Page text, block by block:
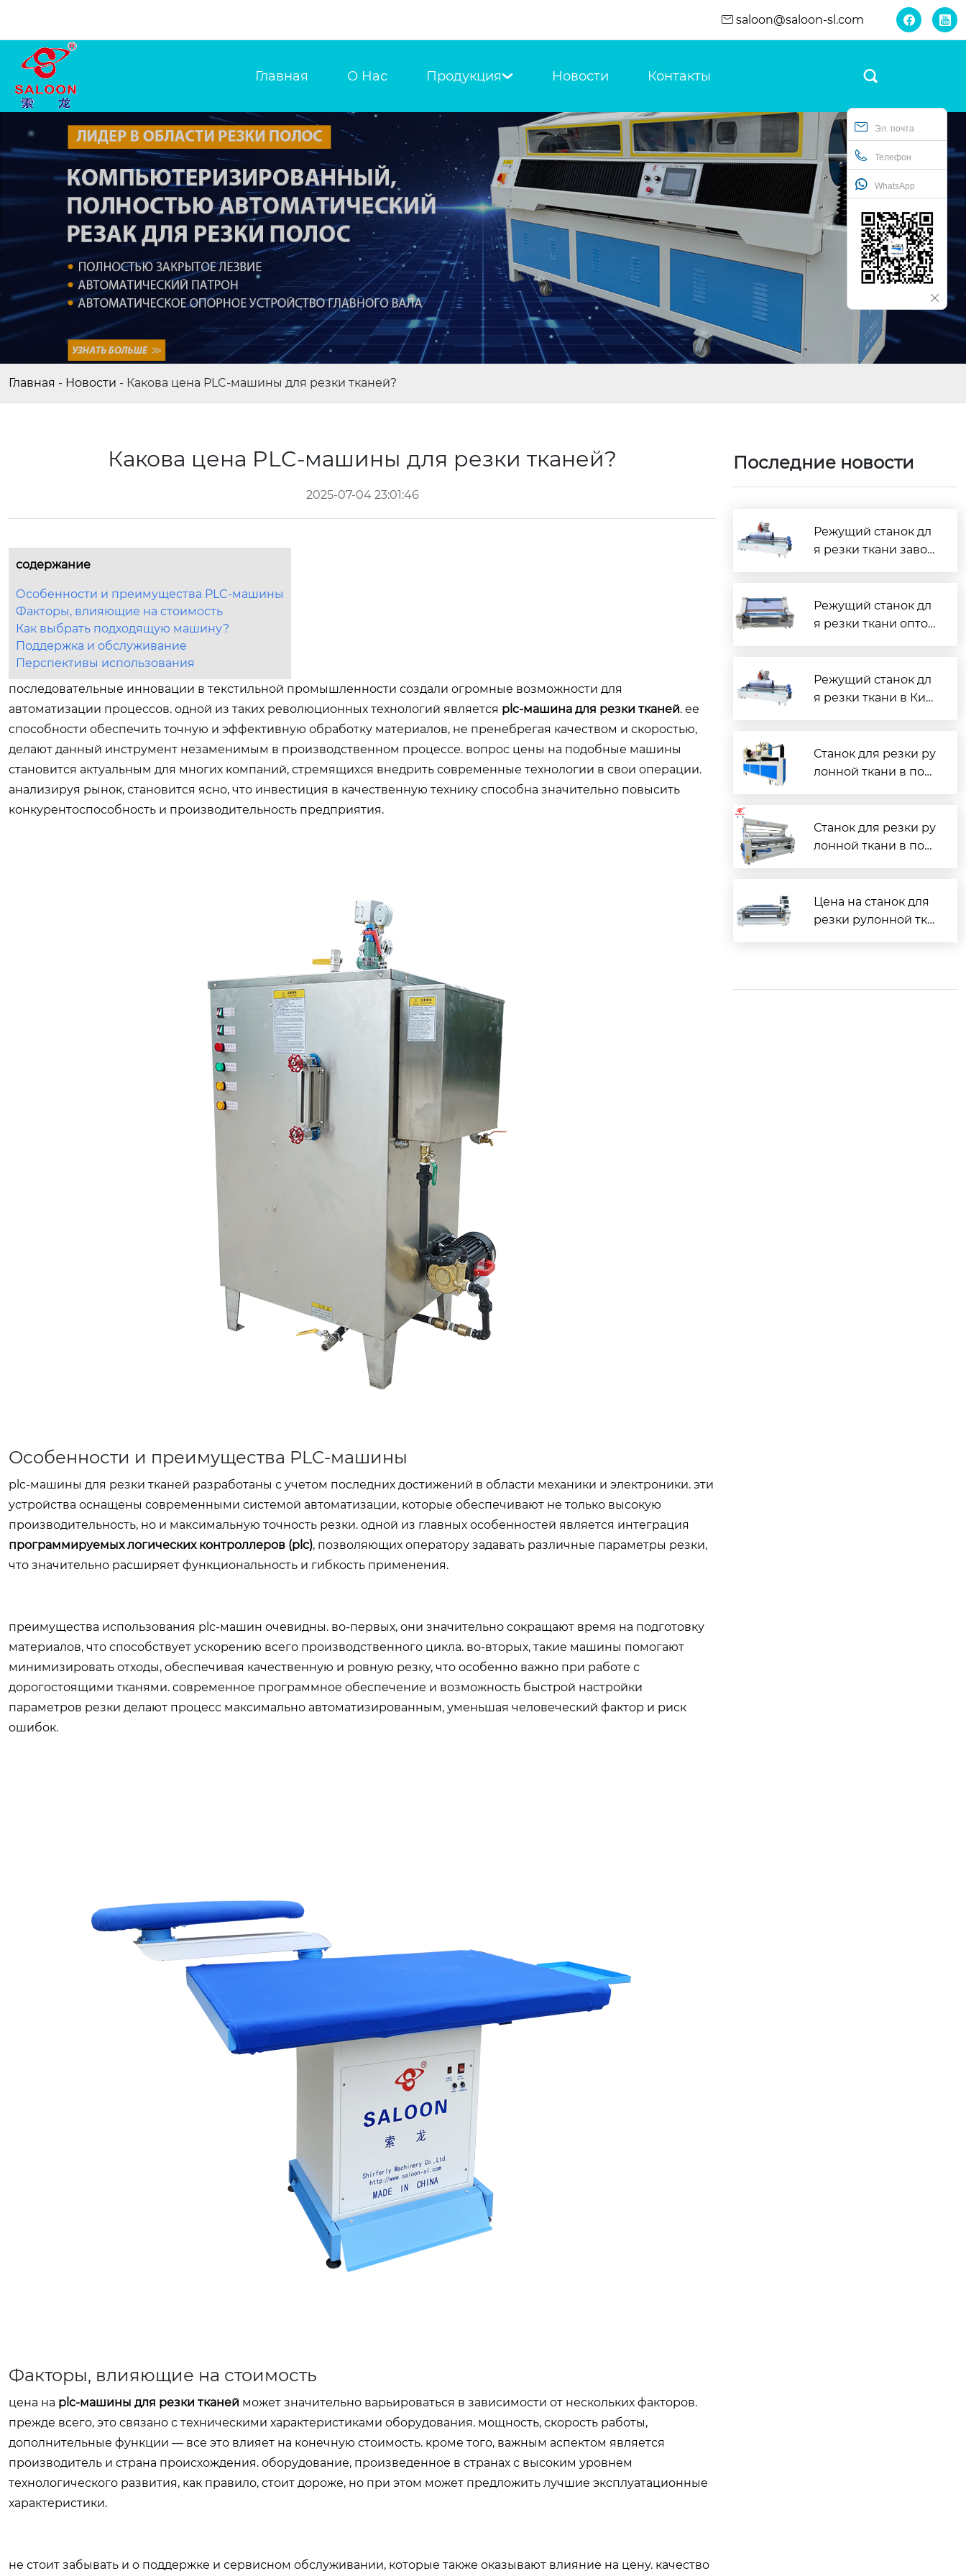
saloon@saloon-sl.com  
Главная О Hас Продукция Новости Контакты 
Эл. почта
Телефон
WhatsApp
Главная - Новости - Какова цена PLC-машины для резки тканей?
Какова цена PLC-машины для резки тканей?
2025-07-04 23:01:46
содержание
Особенности и преимущества PLC-машины
Факторы, влияющие на стоимость
Как выбрать подходящую машину?
Поддержка и обслуживание
Перспективы использования
последовательные инновации в текстильной промышленности создали огромные возможности для
автоматизации процессов. одной из таких революционных технологий является plc-машина для резки тканей. ее
способности обеспечить точную и эффективную обработку материалов, не пренебрегая качеством и скоростью,
делают данный инструмент незаменимым в производственном процессе. вопрос цены на подобные машины
становится актуальным для многих компаний, стремящихся внедрить современные технологии в свои операции.
анализируя рынок, становится ясно, что инвестиция в качественную технику способна значительно повысить
конкурентоспособность и производительность предприятия.
Особенности и преимущества PLC-машины
plc-машины для резки тканей разработаны с учетом последних достижений в области механики и электроники. эти
устройства оснащены современными системой автоматизации, которые обеспечивают не только высокую
производительность, но и максимальную точность резки. одной из главных особенностей является интеграция
программируемых логических контроллеров (plc), позволяющих оператору задавать различные параметры резки,
что значительно расширяет функциональность и гибкость применения.
преимущества использования plc-машин очевидны. во-первых, они значительно сокращают время на подготовку
материалов, что способствует ускорению всего производственного цикла. во-вторых, такие машины помогают
минимизировать отходы, обеспечивая качественную и ровную резку, что особенно важно при работе с
дорогостоящими тканями. современное программное обеспечение и возможность быстрой настройки
параметров резки делают процесс максимально автоматизированным, уменьшая человеческий фактор и риск
ошибок.
Факторы, влияющие на стоимость
цена на plc-машины для резки тканей может значительно варьироваться в зависимости от нескольких факторов.
прежде всего, это связано с техническими характеристиками оборудования. мощность, скорость работы,
дополнительные функции — все это влияет на конечную стоимость. кроме того, важным аспектом является
производитель и страна происхождения. оборудование, произведенное в странах с высоким уровнем
технологического развития, как правило, стоит дороже, но при этом может предложить лучшие эксплуатационные
характеристики.
не стоит забывать и о поддержке и сервисном обслуживании, которые также оказывают влияние на цену. качество
Последние новости
Режущий станок дл
я резки ткани завод
оизводства
Режущий станок дл
я резки ткани опто
производства
Режущий станок дл
я резки ткани в Кит
производства
Станок для резки ру
лонной ткани в пол
Станок для резки ру
лонной ткани в пол
Цена на станок для
резки рулонной тка